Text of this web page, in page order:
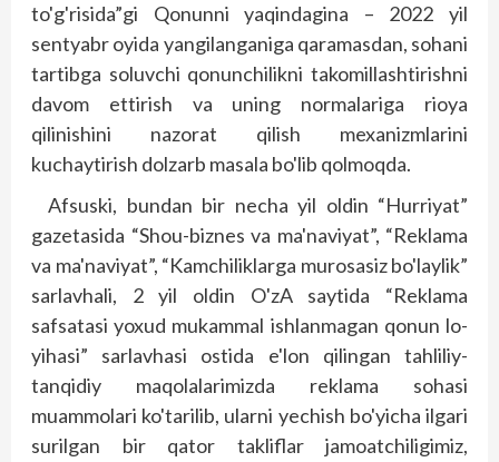
to'g'risida”gi Qonunni yaqindagina – 2022 yil
sentyabr oyida yangilanganiga qaramasdan, sohani
tartibga soluvchi qonunchilikni takomillashtirishni
davom ettirish va uning normalariga rioya
qilinishini nazorat qilish mexanizmlarini
kuchaytirish dolzarb masala bo'lib qolmoqda.
Afsuski, bundan bir necha yil oldin “Hurriyat”
gazetasida “Shou-biznes va ma'naviyat”, “Reklama
va ma'naviyat”, “Kamchilik­larga murosasiz bo'laylik”
sarlavhali, 2 yil oldin O'zA saytida “Reklama
safsatasi yoxud mukammal ishlanmagan qonun lo­
yihasi” sarlavhasi ostida e'lon qilingan tahliliy-
tanqidiy maqolalarimizda reklama sohasi
muammolari ko'tarilib, ularni yechish bo'yicha ilgari
surilgan bir qator takliflar jamoatchiligimiz,